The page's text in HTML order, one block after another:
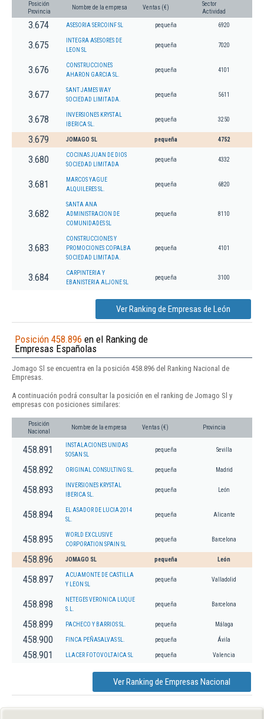
Posición
Provincia
Nombre de la empresa Ventas (€)
Sector
Actividad
3.674 ASESORIA SERCOINF SL pequeña 6920
3.675
INTEGRA ASESORES DE
LEON SL
pequeña 7020
3.676
CONSTRUCCIONES
AHARON GARCIA SL.
pequeña 4101
3.677
SANT JAMES WAY
SOCIEDAD LIMITADA.
pequeña 5611
3.678
INVERSIONES KRYSTAL
IBERICA SL.
pequeña 3250
3.679 JOMAGO SL pequeña 4752
3.680
COCINAS JUAN DE DIOS
SOCIEDAD LIMITADA
pequeña 4332
3.681
MARCOS YAGUE
ALQUILERES SL.
pequeña 6820
3.682
SANTA ANA
ADMINISTRACION DE
COMUNIDADES SL
pequeña 8110
3.683
CONSTRUCCIONES Y
PROMOCIONES COPALBA
SOCIEDAD LIMITADA.
pequeña 4101
3.684
CARPINTERIA Y
EBANISTERIA ALJONE SL
pequeña 3100
Ver Ranking de Empresas de León
Posición 458.896 en el Ranking de
Empresas Españolas
Jomago Sl se encuentra en la posición 458.896 del Ranking Nacional de
Empresas.
A continuación podrá consultar la posición en el ranking de Jomago Sl y
empresas con posiciones similares:
Posición
Nacional
Nombre de la empresa Ventas (€) Provincia
458.891
INSTALACIONES UNIDAS
SOSAN SL
pequeña Sevilla
458.892 ORIGINAL CONSULTING SL. pequeña Madrid
458.893
INVERSIONES KRYSTAL
IBERICA SL.
pequeña León
458.894
EL ASADOR DE LUCIA 2014
SL.
pequeña Alicante
458.895
WORLD EXCLUSIVE
CORPORATION SPAIN SL
pequeña Barcelona
458.896 JOMAGO SL pequeña León
458.897
ACUAMONTE DE CASTILLA
Y LEON SL
pequeña Valladolid
458.898
NETEGES VERONICA LUQUE
S.L.
pequeña Barcelona
458.899 PACHECO Y BARRIOS SL. pequeña Málaga
458.900 FINCA PEÑASALVAS SL. pequeña Ávila
458.901 LLACER FOTOVOLTAICA SL pequeña Valencia
Ver Ranking de Empresas Nacional